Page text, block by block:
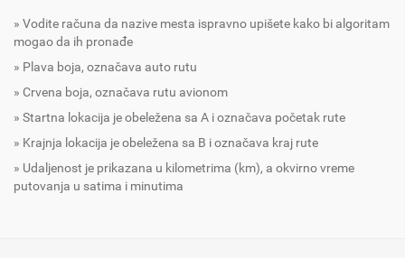
Vodite računa da nazive mesta ispravno upišete kako bi algoritam
mogao da ih pronađe
Plava boja, označava auto rutu
Crvena boja, označava rutu avionom
Startna lokacija je obeležena sa A i označava početak rute
Krajnja lokacija je obeležena sa B i označava kraj rute
Udaljenost je prikazana u kilometrima (km), a okvirno vreme
putovanja u satima i minutima